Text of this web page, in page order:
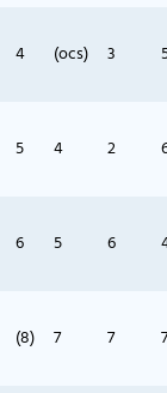
4 (ocs) 3
5 4 2
6 5 6
(8) 7 7 7